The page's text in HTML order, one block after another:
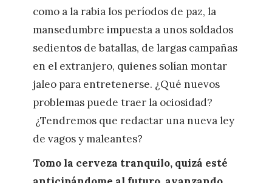
como a la rabia los períodos de paz, la
mansedumbre impuesta a unos soldados
sedientos de batallas, de largas campañas
en el extranjero, quienes solían montar
jaleo para entretenerse. ¿Qué nuevos
problemas puede traer la ociosidad?
¿Tendremos que redactar una nueva ley
de vagos y maleantes?
Tomo la cerveza tranquilo, quizá esté